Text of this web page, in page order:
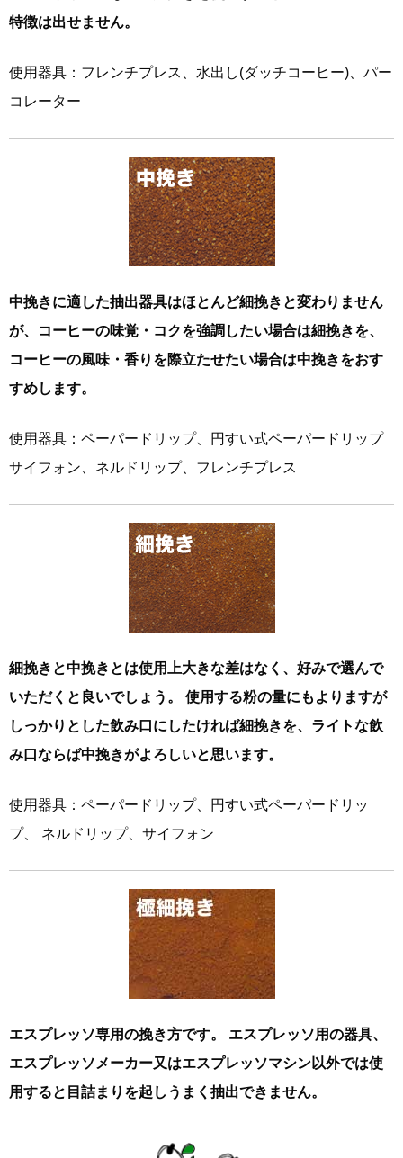
特徴は出せません。
使用器具：フレンチプレス、水出し(ダッチコーヒー)、パー
コレーター
中挽きに適した抽出器具はほとんど細挽きと変わりません
が、コーヒーの味覚・コクを強調したい場合は細挽きを、
コーヒーの風味・香りを際立たせたい場合は中挽きをおす
すめします。
使用器具：ペーパードリップ、円すい式ペーパードリップ
サイフォン、ネルドリップ、フレンチプレス
細挽きと中挽きとは使用上大きな差はなく、好みで選んで
いただくと良いでしょう。 使用する粉の量にもよりますが
しっかりとした飲み口にしたければ細挽きを、ライトな飲
み口ならば中挽きがよろしいと思います。
使用器具：ペーパードリップ、円すい式ペーパードリッ
プ、 ネルドリップ、サイフォン
エスプレッソ専用の挽き方です。 エスプレッソ用の器具、
エスプレッソメーカー又はエスプレッソマシン以外では使
用すると目詰まりを起しうまく抽出できません。